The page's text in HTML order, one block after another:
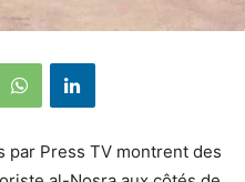
par Press TV montrent des